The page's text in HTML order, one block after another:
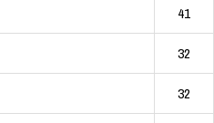
41
32
32